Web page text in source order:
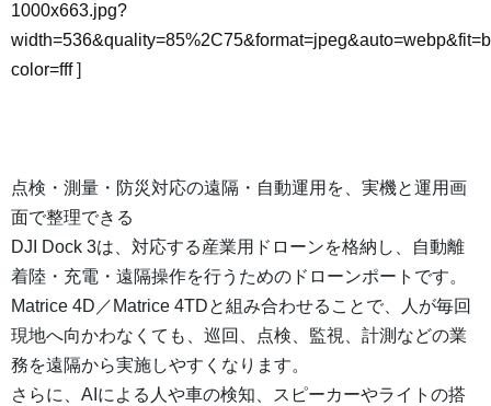
1000x663.jpg?
color=fff]
点検・測量・防災対応の遠隔・自動運用を、実機と運用画
面で整理できる
DJI Dock 3は、対応する産業用ドローンを格納し、自動離
着陸・充電・遠隔操作を行うためのドローンポートです。
Matrice 4D／Matrice 4TDと組み合わせることで、人が毎回
現地へ向かわなくても、巡回、点検、監視、計測などの業
務を遠隔から実施しやすくなります。
さらに、AIによる人や車の検知、スピーカーやライトの搭